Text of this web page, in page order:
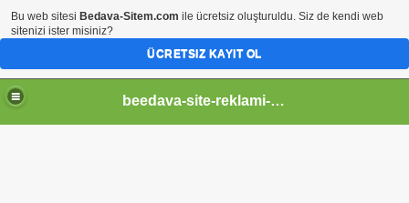
beedava-site-reklami-ver
Bu web sitesi Bedava-Sitem.com ile ücretsiz oluşturuldu. Siz de kendi web
sitenizi ister misiniz?
ÜCRETSIZ KAYIT OL